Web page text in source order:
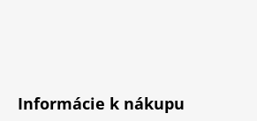
Informácie k nákupu